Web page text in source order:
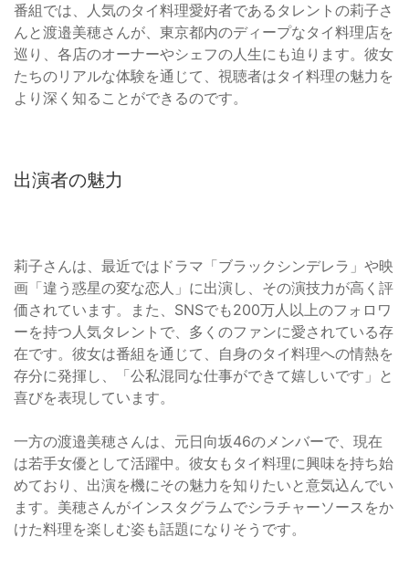
番組では、人気のタイ料理愛好者であるタレントの莉子さ
んと渡邉美穂さんが、東京都内のディープなタイ料理店を
巡り、各店のオーナーやシェフの人生にも迫ります。彼女
たちのリアルな体験を通じて、視聴者はタイ料理の魅力を
より深く知ることができるのです。
出演者の魅力
莉子さんは、最近ではドラマ「ブラックシンデレラ」や映
画「違う惑星の変な恋人」に出演し、その演技力が高く評
価されています。また、SNSでも200万人以上のフォロワ
ーを持つ人気タレントで、多くのファンに愛されている存
在です。彼女は番組を通じて、自身のタイ料理への情熱を
存分に発揮し、「公私混同な仕事ができて嬉しいです」と
喜びを表現しています。
一方の渡邉美穂さんは、元日向坂46のメンバーで、現在
は若手女優として活躍中。彼女もタイ料理に興味を持ち始
めており、出演を機にその魅力を知りたいと意気込んでい
ます。美穂さんがインスタグラムでシラチャーソースをか
けた料理を楽しむ姿も話題になりそうです。